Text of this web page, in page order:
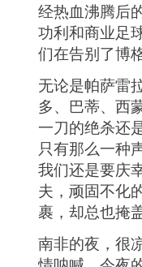
经热血沸腾后
功利和商业足
们在告别了博
无论是帕萨雷
多、巴蒂、西
一刀的绝杀还
只有那么一种
我们还是要庆
夫，顽固不化
裹，却总也掩
南非的夜，很